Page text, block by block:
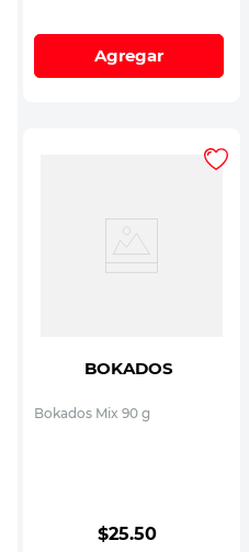
Agregar
BOKADOS
Bokados Mix 90 g
$25.50